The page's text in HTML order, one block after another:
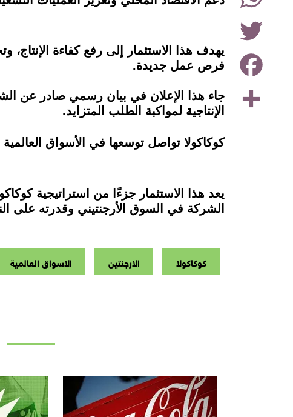
Share
Facebook
Twitter
يهدف هذا الاستثمار إلى رفع كفاءة
فرص عمل جديدة.
جاء هذا الإعلان في بيان رسمي صادر عن
الإنتاجية لمواكبة الطلب المتزايد.
كوكاكولا تواصل توسعها في الأسواق العالمية
يعد هذا الاستثمار جزءًا من استراتيجية
الشركة في السوق الأرجنتيني وقدرته على
كوكاكولا الارجنتين الاسواق العالمية